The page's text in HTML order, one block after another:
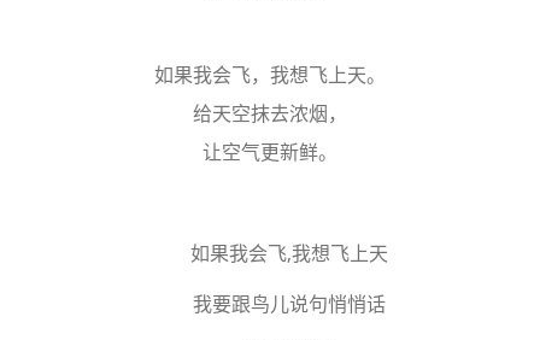
如果我会飞，我想飞上天。
给天空抹去浓烟，
让空气更新鲜。
如果我会飞,我想飞上天
我要跟鸟儿说句悄悄话